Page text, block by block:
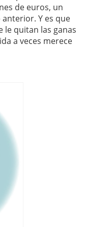
de euros, un
Y es que
le quitan las ganas
a veces merece